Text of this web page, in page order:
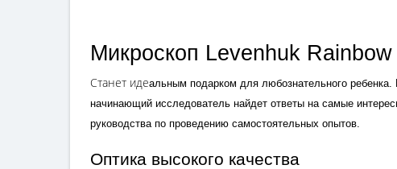
Микроскоп Levenhuk
Станет идеальным подарком для любознательного
начинающий исследователь найдет ответы на самые
руководства по проведению самостоятельных опытов.
Оптика высокого качества